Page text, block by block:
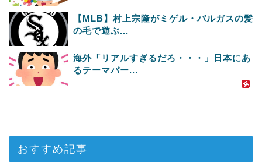
【MLB】村上宗隆がミゲル・バルガスの髪
の毛で遊ぶ...
海外「リアルすぎるだろ・・・」日本にあ
るテーマパー...
おすすめ記事